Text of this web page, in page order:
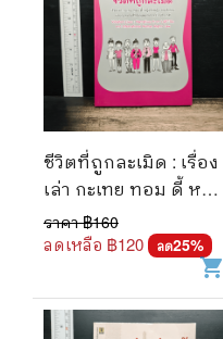
ชีวิตที่ถูกละเมิด : เรื่อง
เล่า กะเทย ทอม ดี้ หญิง
รักหญิง ชายรักชาย และ
กฏหมายสิทธิมนุษยชน
ราคา ฿160
ลดเหลือ ฿120 ลด25%
shopping_cart